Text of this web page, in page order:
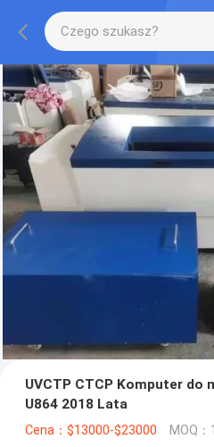
UVCTP CTCP Komputer do
U864 2018 Lata
Cena：$13000-$23000 MOQ：1